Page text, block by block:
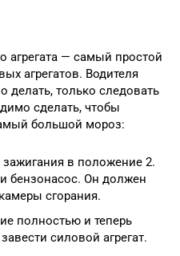
агрегата — самый простой
агрегатов. Водителя
делать, только следовать
сделать, чтобы
большой мороз:
в положение 2.
бензонасос. Он должен
сгорания.
полностью и теперь
силовой агрегат.